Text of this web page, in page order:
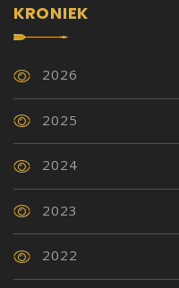
KRONIEK
2026
2025
2024
2023
2022